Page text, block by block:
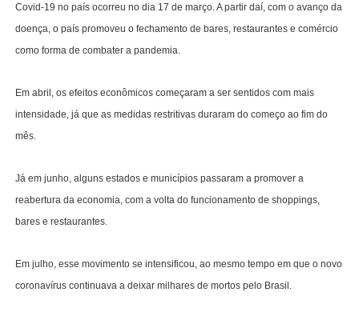
Covid-19 no país ocorreu no dia 17 de março. A partir daí, com o avanço da
doença, o país promoveu o fechamento de bares, restaurantes e comércio
como forma de combater a pandemia.
Em abril, os efeitos econômicos começaram a ser sentidos com mais
intensidade, já que as medidas restritivas duraram do começo ao fim do
mês.
Já em junho, alguns estados e municípios passaram a promover a
reabertura da economia, com a volta do funcionamento de shoppings,
bares e restaurantes.
Em julho, esse movimento se intensificou, ao mesmo tempo em que o novo
coronavírus continuava a deixar milhares de mortos pelo Brasil.